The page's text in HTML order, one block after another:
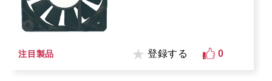
注目製品 登録する 0